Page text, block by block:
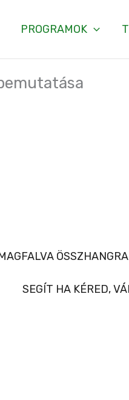
PROGRAMOK
SEGÍT HA KÉRED,